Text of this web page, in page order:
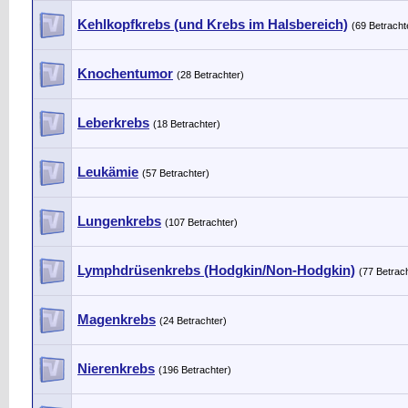
Kehlkopfkrebs (und Krebs im Halsbereich) (69
Knochentumor (28 Betrachter)
Leberkrebs (18 Betrachter)
Leukämie (57 Betrachter)
Lungenkrebs (107 Betrachter)
Lymphdrüsenkrebs (Hodgkin/Non-Hodgkin) (77
Magenkrebs (24 Betrachter)
Nierenkrebs (196 Betrachter)